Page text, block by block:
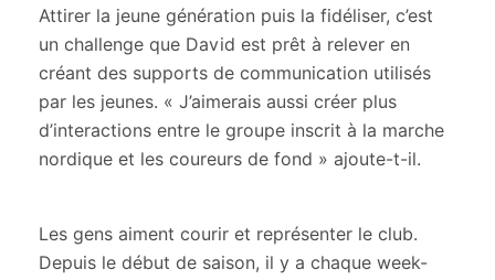
Attirer la jeune génération puis la fidéliser, c’est
un challenge que David est prêt à relever en
créant des supports de communication utilisés
par les jeunes. « J’aimerais aussi créer plus
d’interactions entre le groupe inscrit à la marche
nordique et les coureurs de fond » ajoute-t-il.
Les gens aiment courir et représenter le club.
Depuis le début de saison, il y a chaque week-